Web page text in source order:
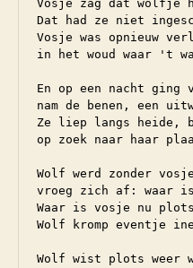
Vosje zag dat wolfje
Dat had ze niet
Vosje was opnieuw
in het woud waar 't
En op een nacht ging
nam de benen, een
Ze liep langs heide,
op zoek naar haar
Wolf werd zonder
vroeg zich af: waar is
Waar is vosje nu
Wolf kromp eventje
Wolf wist plots weer